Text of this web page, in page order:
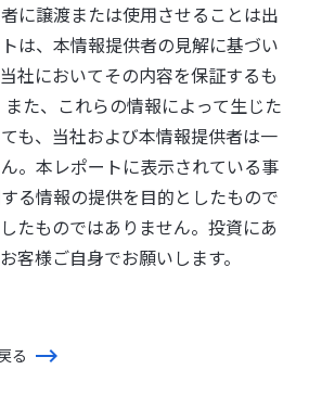
に譲渡または使用させることは出
は、本情報提供者の見解に基づい
社においてその内容を保証するも
た、これらの情報によって生じた
も、当社および本情報提供者は一
。本レポートに表示されている事
る情報の提供を目的としたもので
たものではありません。投資にあ
客様ご自身でお願いします。
る